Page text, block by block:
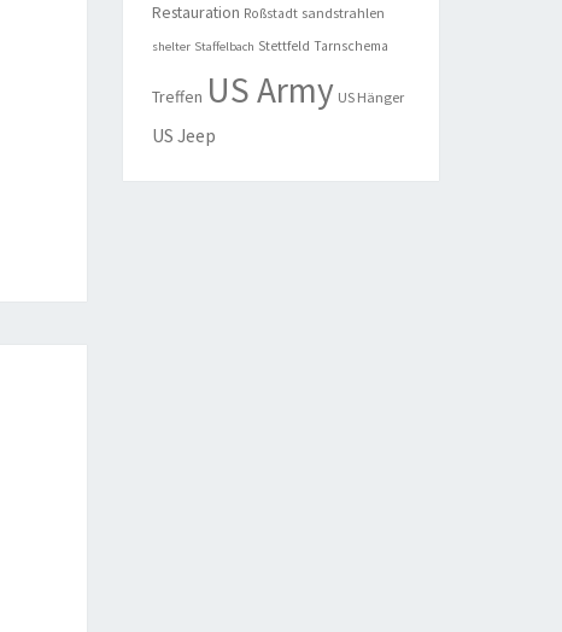
Restauration Roßstadt sandstrahlen
shelter Staffelbach Stettfeld Tarnschema
Treffen US Army US Hänger
US Jeep